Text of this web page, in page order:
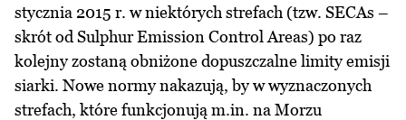
stycznia 2015 r. w niektórych strefach (tzw. SECAs –
skrót od Sulphur Emission Control Areas) po raz
kolejny zostaną obniżone dopuszczalne limity emisji
siarki. Nowe normy nakazują, by w wyznaczonych
strefach, które funkcjonują m.in. na Morzu